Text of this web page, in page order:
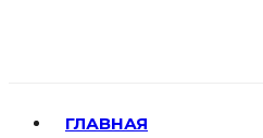
ГЛАВНАЯ